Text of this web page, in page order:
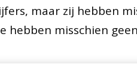
maar zij hebben
hebben misschien